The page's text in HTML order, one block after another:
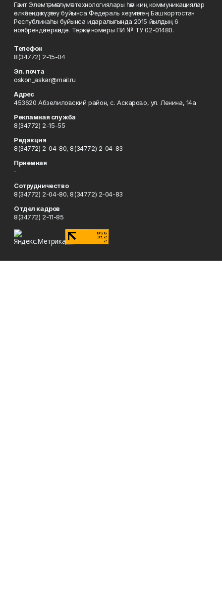
Гәзит Элемтә, мәғлүмәт технологиялары һәм киң коммуникациялар
өлкәһендә күҙәтеү буйынса Федераль хеҙмәттең Башҡортостан
Республикаһы буйынса идаралығында 2015 йылдың 6
ноябрендә теркәлде. Теркәү номеры ПИ № ТУ 02-01480.
Телефон
8(34772) 2-15-04
Эл. почта
oskon_askar@mail.ru
Адрес
453620 Абзелиловский район, с. Аскарово, ул. Ленина, 14а
Рекламная служба
8(34772) 2-15-55
Редакция
8(34772) 2-04-80, 8(34772) 2-04-83
Приемная
-
Сотрудничество
8(34772) 2-04-80, 8(34772) 2-04-83
Отдел кадров
8(34772) 2-11-85